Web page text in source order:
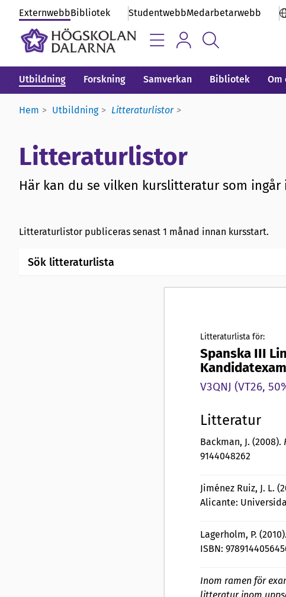
ExternwebbBibliotek StudentwebbMedarbetarwebb
Utbildning Forskning Samverkan Bibliotek Om
Hem Utbildning Litteraturlistor
Litteraturlistor
Här kan du se vilken kurslitteratur som
Litteraturlistor publiceras senast 1 månad innan kursstart.
Sök litteraturlista
Litteraturlista för:
Spanska III
V3QNJ (VT26,
Litteratur
Backman, J. (2008).
9144048262
Jiménez Ruiz, J. L.
Alicante:
Lagerholm, P. (2010).
ISBN:
Inom ramen för